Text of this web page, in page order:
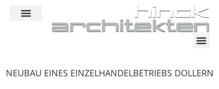
springen
NEUBAU EINES EINZELHANDELBETRIEBS DOLLERN